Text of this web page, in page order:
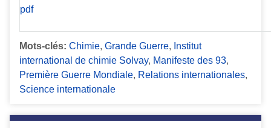
Mots-clés: Chimie, Grande Guerre, Institut
international de chimie Solvay, Manifeste des 93,
Première Guerre Mondiale, Relations internationales,
Science internationale